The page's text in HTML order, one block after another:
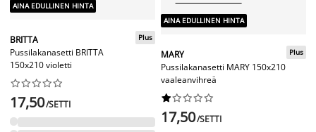
AINA EDULLINEN HINTA
BRITTA
Pussilakanasetti BRITTA
150x210 violetti
Plus






17,50/SETTI
AINA EDULLINEN HINTA
MARY
Pussilakanasetti MARY 150x210
vaaleanvihreä
Plus






17,50/SETTI